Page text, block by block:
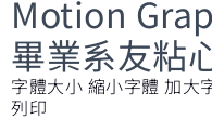
Motion
畢業系友粘
字體大小 縮小字體 加大
列印